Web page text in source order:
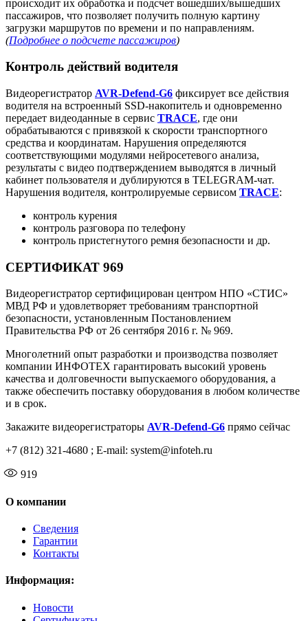
происходит их обработка и подсчет вошедших/вышедших
пассажиров, что позволяет получить полную картину
загрузки маршрутов по времени и по направлениям.
(Подробнее о подсчете пассажиров)
Контроль действий водителя
Видеорегистратор AVR-Defend-G6 фиксирует все действия
водителя на встроенный SSD-накопитель и одновременно
передает видеоданные в сервис TRACE, где они
обрабатываются с привязкой к скорости транспортного
средства и координатам. Нарушения определяются
соответствующими модулями нейросетевого анализа,
результаты с видео подтверждением выводятся в личный
кабинет пользователя и дублируются в TELEGRAM-чат.
Нарушения водителя, контролируемые сервисом TRACE:
контроль курения
контроль разговора по телефону
контроль пристегнутого ремня безопасности и др.
СЕРТИФИКАТ 969
Видеорегистратор сертифицирован центром НПО «СТИС»
МВД РФ и удовлетворяет требованиям транспортной
безопасности, установленным Постановлением
Правительства РФ от 26 сентября 2016 г. № 969.
Многолетний опыт разработки и производства позволяет
компании ИНФОТЕХ гарантировать высокий уровень
качества и долговечности выпускаемого оборудования, а
также обеспечить поставку оборудования в любом количестве
и в срок.
Закажите видеорегистраторы AVR-Defend-G6 прямо сейчас
+7 (812) 321-4680 ; E-mail: system@infoteh.ru
919
О компании
Сведения
Гарантии
Контакты
Информация:
Новости